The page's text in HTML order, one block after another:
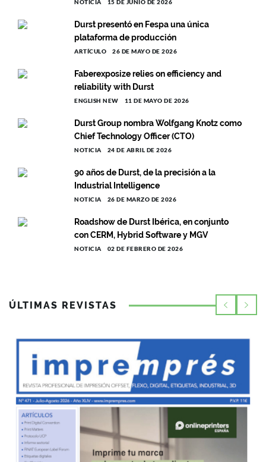
NOTICIA 15 DE JUNIO DE 2026
Durst presentó en Fespa una única
plataforma de producción
ARTÍCULO 26 DE MAYO DE 2026
Faberexposize relies on efficiency and
reliability with Durst
ENGLISH NEW 11 DE MAYO DE 2026
Durst Group nombra Wolfgang Knotz como
Chief Technology Officer (CTO)
NOTICIA 24 DE ABRIL DE 2026
90 años de Durst, de la precisión a la
Industrial Intelligence
NOTICIA 26 DE MARZO DE 2026
Roadshow de Durst Ibérica, en conjunto
con CERM, Hybrid Software y MGV
NOTICIA 02 DE FEBRERO DE 2026
ÚLTIMAS REVISTAS